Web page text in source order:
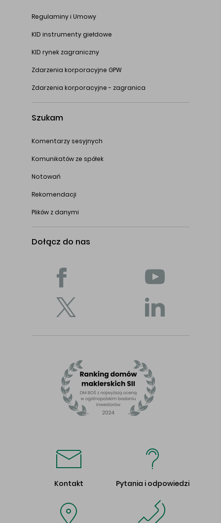
Regulaminy i Umowy
KID instrumenty giełdowe
KID rynek zagraniczny
Zdarzenia korporacyjne GPW
Zdarzenia korporacyjne - zagranica
Szukam
Komentarzy sesyjnych
Komunikatów ze spółek
Notowań
Rekomendacji
Plików z danymi
Dołącz do nas
Kontakt Pytania i odpowiedzi